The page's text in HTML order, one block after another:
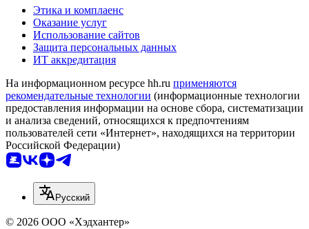
Этика и комплаенс
Оказание услуг
Использование сайтов
Защита персональных данных
ИТ аккредитация
На информационном ресурсе hh.ru применяются
рекомендательные технологии (информационные технологии
предоставления информации на основе сбора, систематизации
и анализа сведений, относящихся к предпочтениям
пользователей сети «Интернет», находящихся на территории
Российской Федерации)
Русский
© 2026 ООО «Хэдхантер»